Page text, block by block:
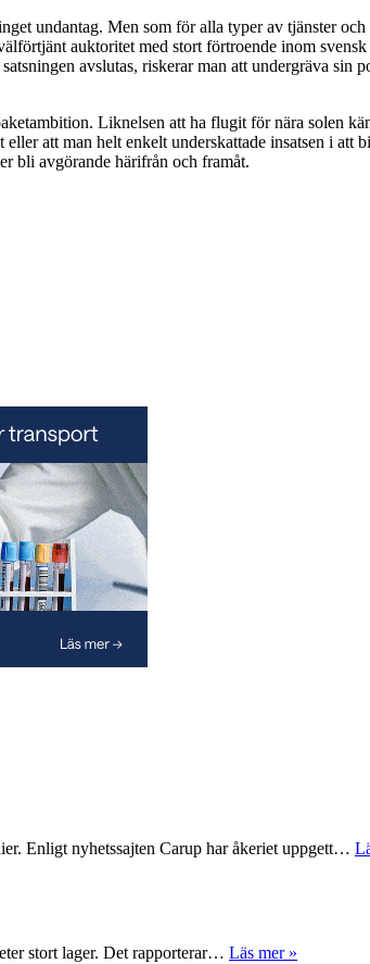
undantag. Men som för alla typer av tjänster
auktoritet med stort förtroende inom
avslutas, riskerar man att undergräva
Liknelsen att ha flugit för nära solen
att man helt enkelt underskattade insatsen i
bli avgörande härifrån och framåt.
Enligt nyhetssajten Carup har åkeriet uppgett…
stort lager. Det rapporterar… Läs mer »